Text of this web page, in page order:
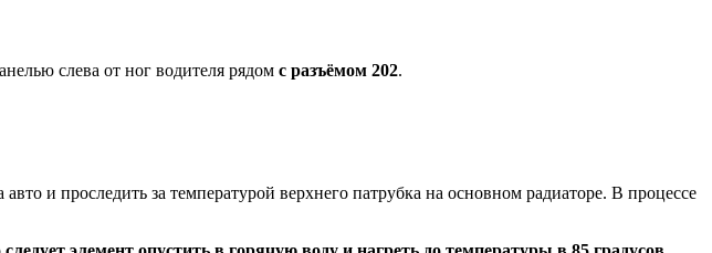
слева от ног водителя рядом с разъёмом 202.
и проследить за температурой верхнего патрубка на основном радиаторе. В процессе